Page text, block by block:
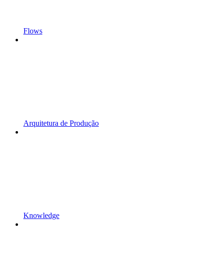
Flows
Arquitetura de Produção
Knowledge